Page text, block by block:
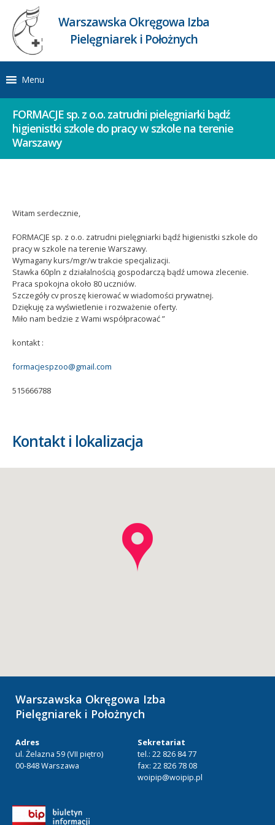
Warszawska Okręgowa Izba
Pielęgniarek i Położnych
Menu
FORMACJE sp. z o.o. zatrudni pielęgniarki bądź
higienistki szkole do pracy w szkole na terenie
Warszawy
Witam serdecznie,
FORMACJE sp. z o.o. zatrudni pielęgniarki bądź higienistki szkole do
pracy w szkole na terenie Warszawy.
Wymagany kurs/mgr/w trakcie specjalizacji.
Stawka 60pln z działalnością gospodarczą bądź umowa zlecenie.
Praca spokojna około 80 uczniów.
Szczegóły cv proszę kierować w wiadomości prywatnej.
Dziękuję za wyświetlenie i rozważenie oferty.
Miło nam bedzie z Wami współpracować ”
kontakt :
formacjespzoo@gmail.com
515666788
Kontakt i lokalizacja
Warszawska Okręgowa Izba
Pielęgniarek i Położnych
Adres
ul. Żelazna 59 (VII piętro)
00-848 Warszawa
Sekretariat
tel.: 22 826 84 77
fax: 22 826 78 08
woipip@woipip.pl